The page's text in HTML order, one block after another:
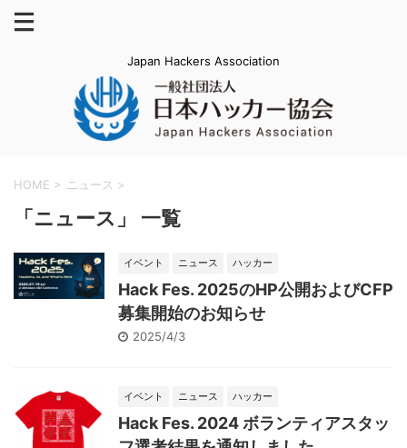
Japan Hackers Association
HOME > ニュース >
「ニュース」 一覧
イベント ニュース ハッカー
Hack Fes. 2025のHP公開およびCFP
募集開始のお知らせ
2025/4/3
イベント ニュース ハッカー
Hack Fes. 2024 ボランティアスタッ